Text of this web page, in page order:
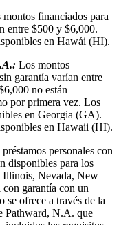
montos financiados para
entre $500 y $6,000.
en Hawái (HI).
Los montos
garantía varían entre
no están
por primera vez. Los
en Georgia (GA).
en Hawaii (HI).
personales con
disponibles para los
Illinois, Nevada, New
con garantía con un
se ofrece a través de la
Pathward, N.A. que